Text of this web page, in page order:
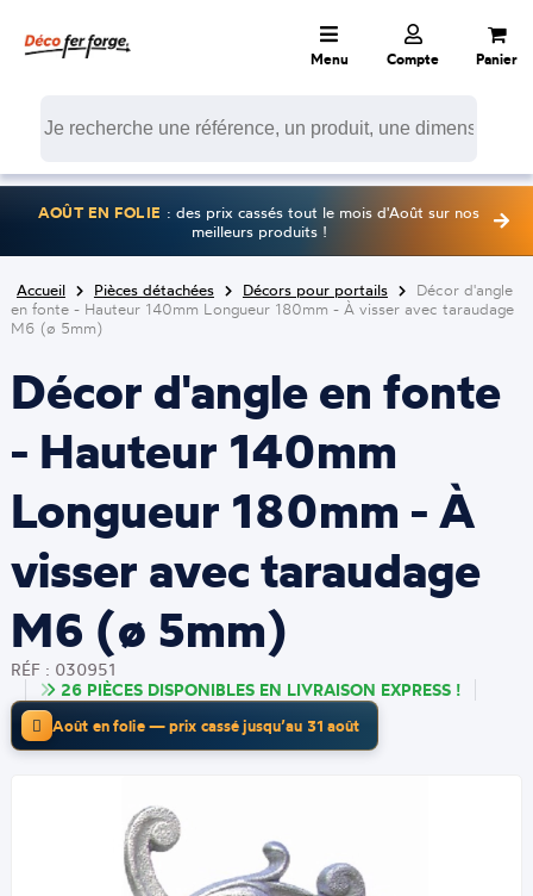
Menu Compte Panier
AOÛT EN FOLIE : des prix cassés tout le mois d'Août sur nos
meilleurs produits !
Accueil Pièces détachées Décors pour portails
Décor d'angle
en fonte - Hauteur 140mm Longueur 180mm - À visser avec taraudage
M6 (ø 5mm)
Décor d'angle en fonte
- Hauteur 140mm
Longueur 180mm - À
visser avec taraudage
M6 (ø 5mm)
RÉF : 030951
26 PIÈCES DISPONIBLES EN LIVRAISON EXPRESS !
Août en folie — prix cassé jusqu’au 31 août